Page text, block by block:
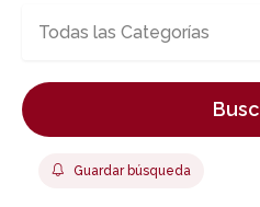
Todas las Categorías
Guardar búsqueda